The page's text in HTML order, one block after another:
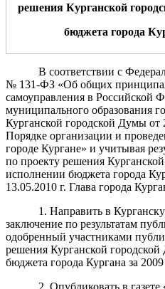
решения Курганской
бюджета города
В соответствии с
№ 131-ФЗ «Об общих
самоуправления в Российской
муниципального образования
Курганской городской Думы
Порядке организации и
городе Кургане» и учитывая
по проекту решения
исполнении бюджета города
13.05.2010 г. Глава города
1. Направить в
заключение по результатам
одобренный участниками
решения Курганской
бюджета города Кургана за 2009
2. Опубликовать в